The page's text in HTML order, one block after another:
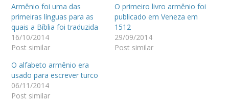
Armênio foi uma das
primeiras línguas para as
quais a Bíblia foi traduzida
16/10/2014
Post similar
O primeiro livro armênio foi
publicado em Veneza em
1512
29/09/2014
Post similar
O alfabeto armênio era
usado para escrever turco
06/11/2014
Post similar